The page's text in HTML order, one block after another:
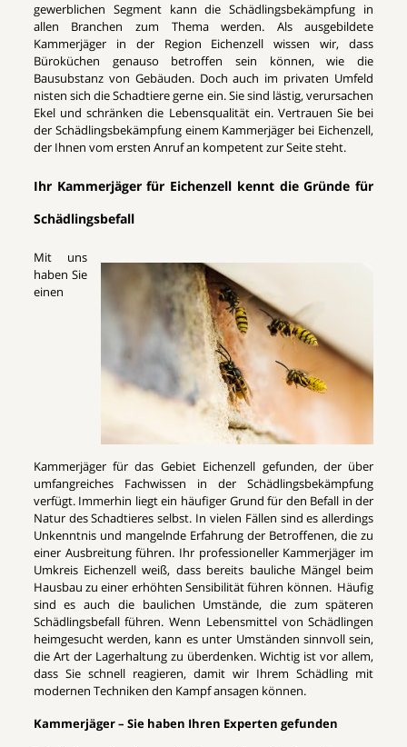
gewerblichen Segment kann die Schädlingsbekämpfung in
allen Branchen zum Thema werden. Als ausgebildete
Kammerjäger in der Region Eichenzell wissen wir, dass
Büroküchen genauso betroffen sein können, wie die
Bausubstanz von Gebäuden. Doch auch im privaten Umfeld
nisten sich die Schadtiere gerne ein. Sie sind lästig, verursachen
Ekel und schränken die Lebensqualität ein. Vertrauen Sie bei
der Schädlingsbekämpfung einem Kammerjäger bei Eichenzell,
der Ihnen vom ersten Anruf an kompetent zur Seite steht.
Ihr Kammerjäger für Eichenzell kennt die Gründe für
Schädlingsbefall
Mit uns
haben Sie
einen
Kammerjäger für das Gebiet Eichenzell gefunden, der über
umfangreiches Fachwissen in der Schädlingsbekämpfung
verfügt. Immerhin liegt ein häufiger Grund für den Befall in der
Natur des Schadtieres selbst. In vielen Fällen sind es allerdings
Unkenntnis und mangelnde Erfahrung der Betroffenen, die zu
einer Ausbreitung führen. Ihr professioneller Kammerjäger im
Umkreis Eichenzell weiß, dass bereits bauliche Mängel beim
Hausbau zu einer erhöhten Sensibilität führen können. Häufig
sind es auch die baulichen Umstände, die zum späteren
Schädlingsbefall führen. Wenn Lebensmittel von Schädlingen
heimgesucht werden, kann es unter Umständen sinnvoll sein,
die Art der Lagerhaltung zu überdenken. Wichtig ist vor allem,
dass Sie schnell reagieren, damit wir Ihrem Schädling mit
modernen Techniken den Kampf ansagen können.
Kammerjäger – Sie haben Ihren Experten gefunden